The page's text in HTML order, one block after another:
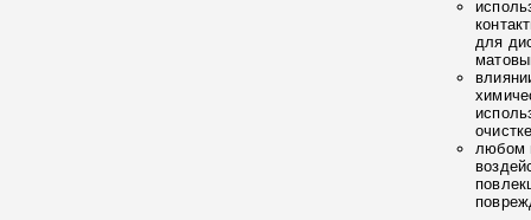
для
любом